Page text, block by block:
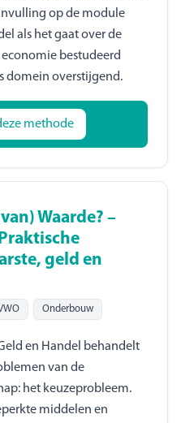
op de module
als het gaat over de
bestudeerd
domein overstijgend.
methode
Waarde? –
geld en
Onderbouw
en Handel behandelt
van de
het keuzeprobleem.
middelen en